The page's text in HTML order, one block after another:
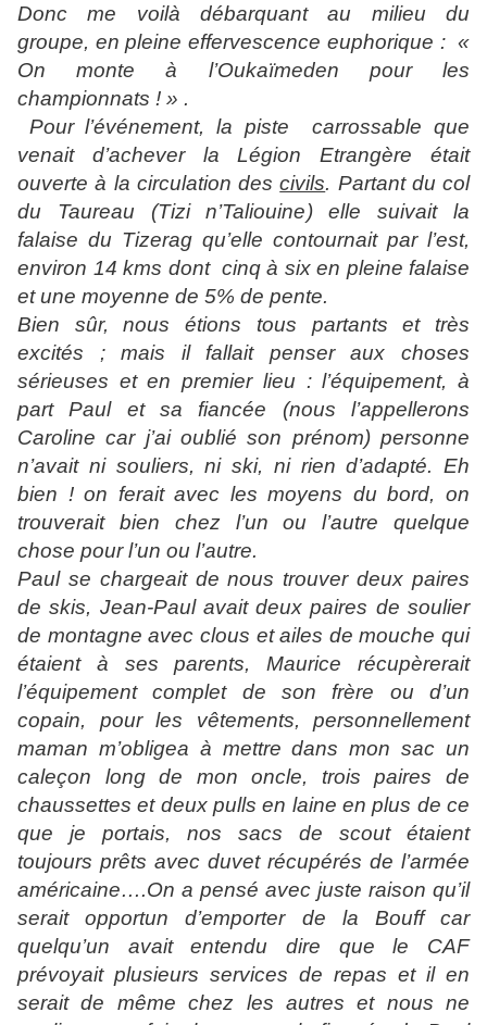
Donc me voilà débarquant au milieu du
groupe, en pleine effervescence euphorique : «
On monte à l’Oukaïmeden pour les
championnats ! » .
Pour l’événement, la piste
carrossable que
venait d’achever la Légion Etrangère était
ouverte à la circulation descivils. Partant du col
du Taureau (Tizi n’Taliouine) elle suivait la
falaise du Tizerag qu’elle contournait par l’est,
environ 14 kms dont cinq à six en pleine falaise
et une moyenne de 5% de pente.
Bien sûr, nous étions tous partants et très
excités ; mais il fallait penser aux choses
sérieuses et en premier lieu : l’équipement, à
part Paul et sa fiancée (nous l’appellerons
Caroline car j’ai oublié son prénom) personne
n’avait ni souliers, ni ski, ni rien d’adapté. Eh
bien ! on ferait avec les moyens du bord, on
trouverait bien chez l’un ou l’autre quelque
chose pour l’un ou l’autre.
Paul se chargeait de nous trouver deux paires
de skis, Jean-Paul avait deux paires de soulier
de montagne avec clous et ailes de mouche qui
étaient à ses parents, Maurice récupèrerait
l’équipement complet de son frère ou d’un
copain, pour les vêtements, personnellement
maman m’obligea à mettre dans mon sac un
caleçon long de mon oncle, trois paires de
chaussettes et deux pulls en laine en plus de ce
que je portais, nos sacs de scout étaient
toujours prêts avec duvet récupérés de l’armée
américaine….On a pensé avec juste raison qu’il
serait opportun d’emporter de la Bouff car
quelqu’un avait entendu dire que le CAF
prévoyait plusieurs services de repas et il en
serait de même chez les autres et nous ne